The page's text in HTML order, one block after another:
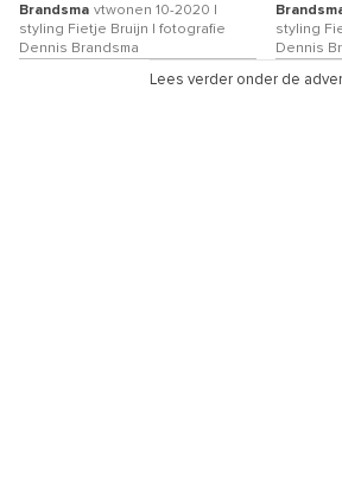
Brandsma vtwonen 10-2020 |
styling Fietje Bruijn | fotografie
Dennis Brandsma
styling
Dennis
Lees verder onder de